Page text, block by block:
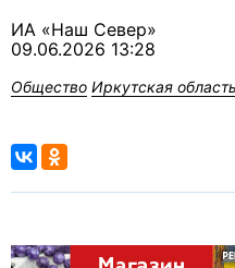
ИА «Наш Север»
09.06.2026 13:28
Общество Иркутская область